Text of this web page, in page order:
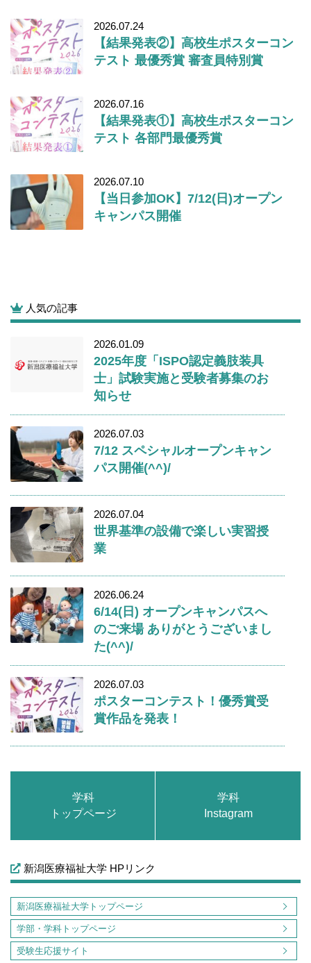
2026.07.24
【結果発表②】高校生ポスターコン
テスト 最優秀賞 審査員特別賞
2026.07.16
【結果発表①】高校生ポスターコン
テスト 各部門最優秀賞
2026.07.10
【当日参加OK】7/12(日)オープン
キャンパス開催
人気の記事
2026.01.09
2025年度「ISPO認定義肢装具
士」試験実施と受験者募集のお
知らせ
2026.07.03
7/12 スペシャルオープンキャン
パス開催(^^)/
2026.07.04
世界基準の設備で楽しい実習授
業
2026.06.24
6/14(日) オープンキャンパスへ
のご来場 ありがとうございまし
た(^^)/
2026.07.03
ポスターコンテスト！優秀賞受
賞作品を発表！
学科
トップページ
学科
Instagram
新潟医療福祉大学 HPリンク
新潟医療福祉大学トップページ
学部・学科トップページ
受験生応援サイト